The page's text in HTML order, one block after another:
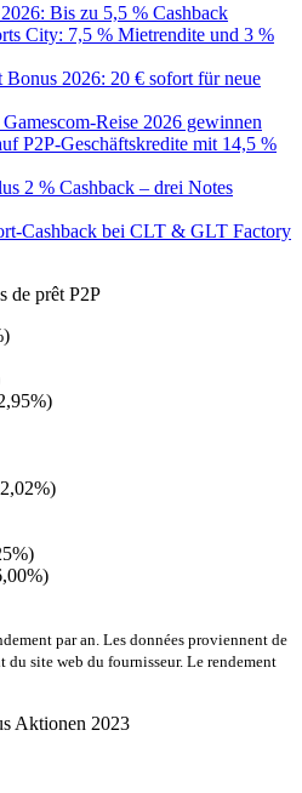
Bis zu 5,5 % Cashback
City: 7,5 % Mietrendite und 3 %
2026: 20 € sofort für neue
Reise 2026 gewinnen
P2P-Geschäftskredite mit 14,5 %
2 % Cashback – drei Notes
Cashback bei CLT & GLT Factory
de prêt P2P
par an. Les données proviennent de
du site web du fournisseur. Le rendement
Aktionen 2023